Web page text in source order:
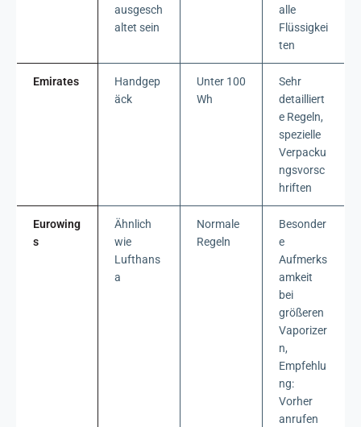
ausgesch
altet sein
alle
Flüssigkei
ten
Emirates
Handgep
äck
Unter 100
Wh
Sehr
detailliert
e Regeln,
spezielle
Verpacku
ngsvorsc
hriften
Eurowing
s
Ähnlich
wie
Lufthans
a
Normale
Regeln
Besonder
e
Aufmerks
amkeit
bei
größeren
Vaporizer
n,
Empfehlu
ng:
Vorher
anrufen